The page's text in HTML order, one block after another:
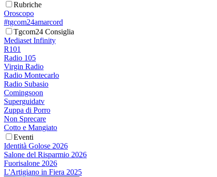
Rubriche
Oroscopo
#tgcom24amarcord
Tgcom24 Consiglia
Mediaset Infinity
R101
Radio 105
Virgin Radio
Radio Montecarlo
Radio Subasio
Comingsoon
Superguidatv
Zuppa di Porro
Non Sprecare
Cotto e Mangiato
Eventi
Identità Golose 2026
Salone del Risparmio 2026
Fuorisalone 2026
L'Artigiano in Fiera 2025